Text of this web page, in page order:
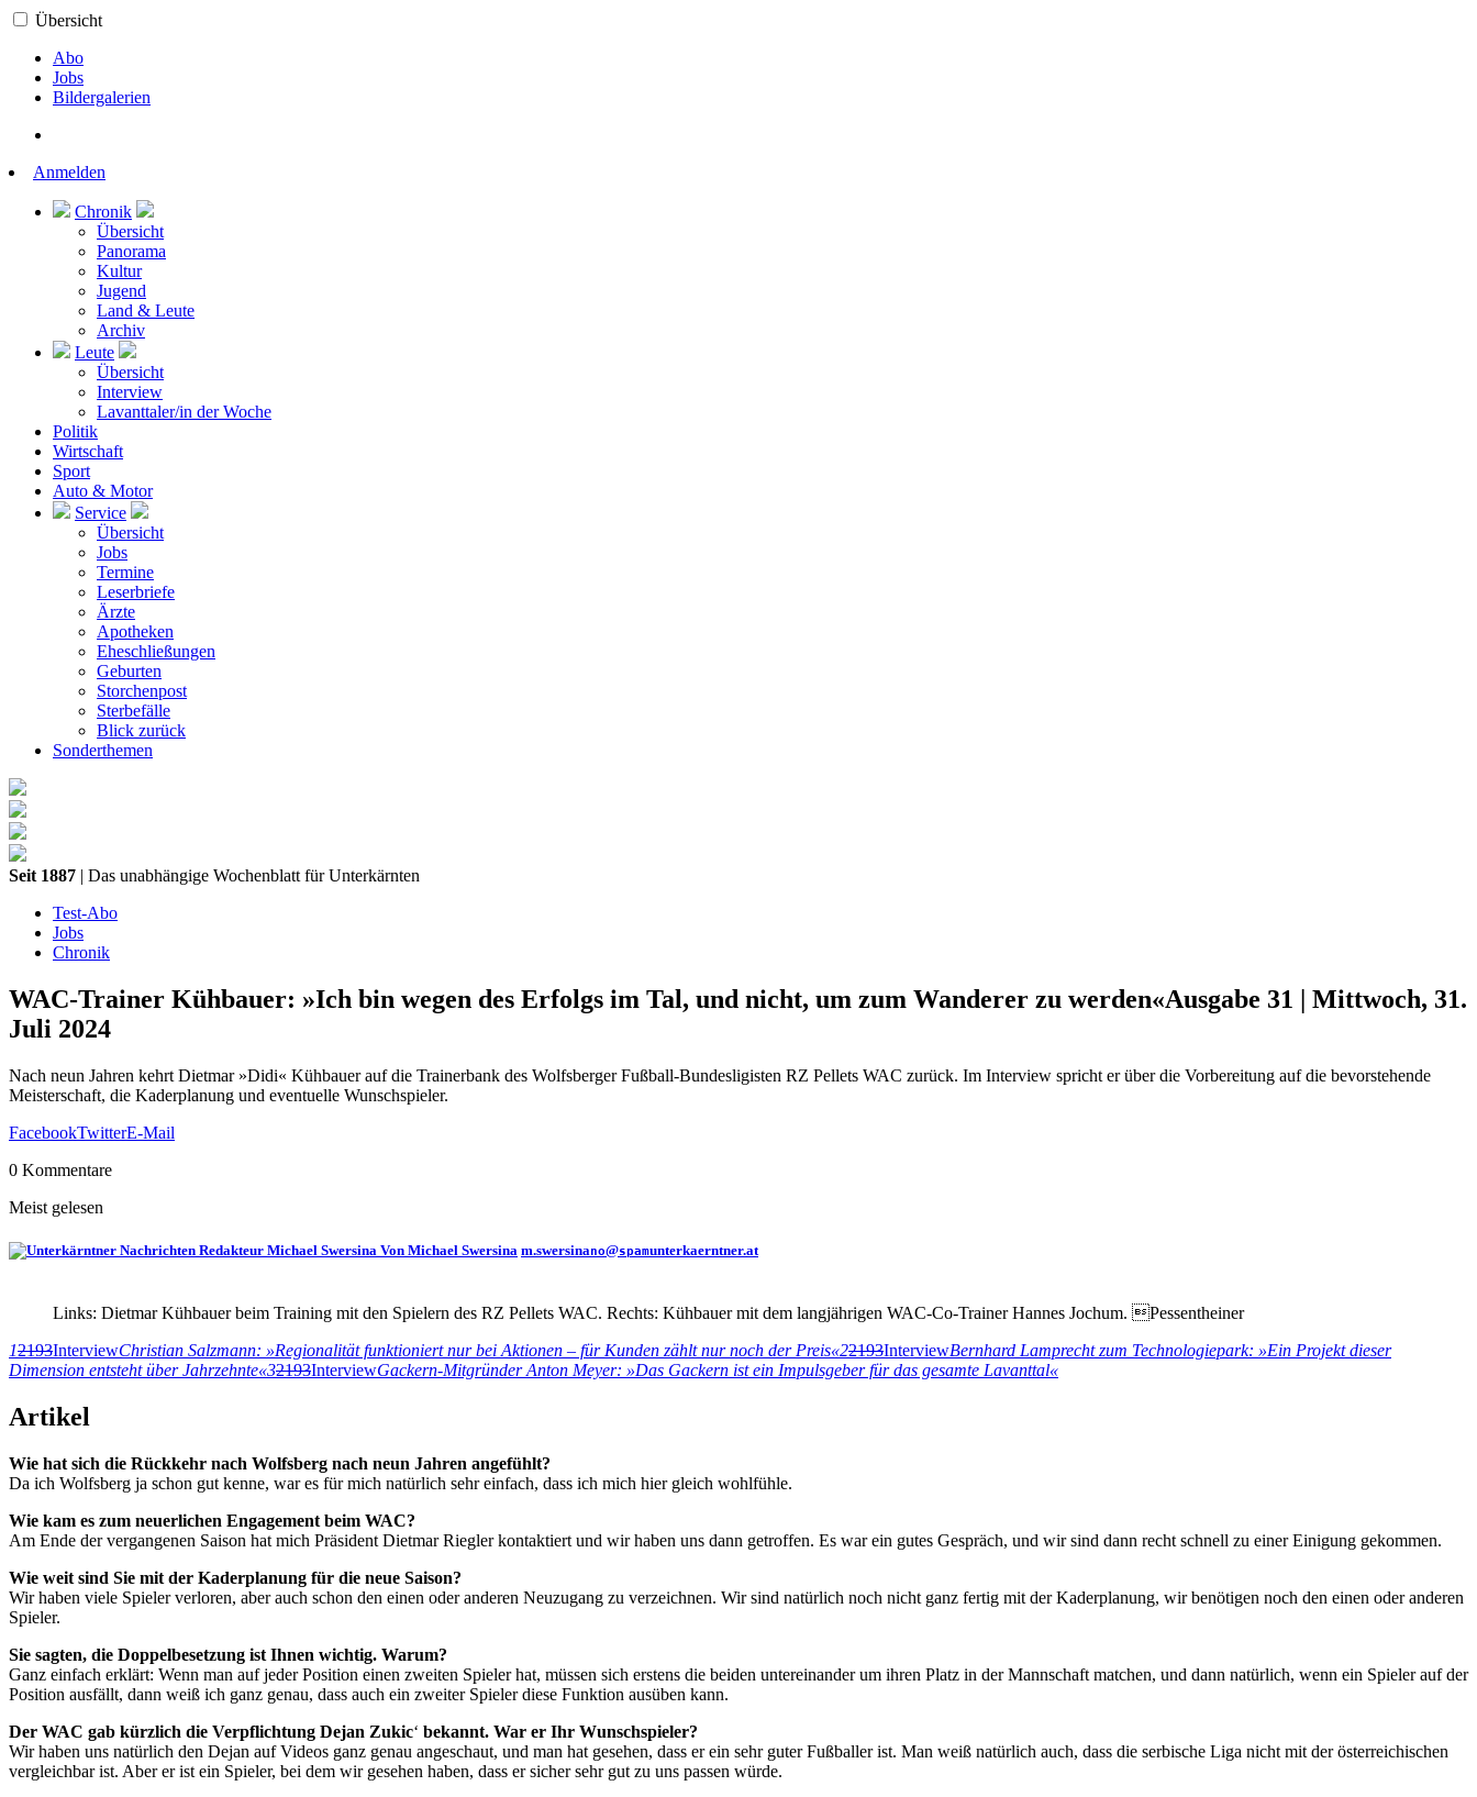
Übersicht
Abo
Jobs
Bildergalerien
Anmelden
Chronik
Übersicht
Panorama
Kultur
Jugend
Land & Leute
Archiv
Leute
Übersicht
Interview
Lavanttaler/in der Woche
Politik
Wirtschaft
Sport
Auto & Motor
Service
Übersicht
Jobs
Termine
Leserbriefe
Ärzte
Apotheken
Eheschließungen
Geburten
Storchenpost
Sterbefälle
Blick zurück
Sonderthemen
Seit 1887 | Das unabhängige Wochenblatt für Unterkärnten
Test-Abo
Jobs
Chronik
WAC-Trainer Kühbauer: »Ich bin wegen des Erfolgs im Tal, und nicht, um zum Wanderer zu werden«Ausgabe 31 | Mittwoch, 31.
Juli 2024
Nach neun Jahren kehrt Dietmar »Didi« Kühbauer auf die Trainerbank des Wolfsberger Fußball-Bundesligisten RZ Pellets WAC zurück. Im Interview spricht er über die Vorbereitung auf die bevorstehende
Meisterschaft, die Kaderplanung und eventuelle Wunschspieler.
FacebookTwitterE-Mail
0 Kommentare
Meist gelesen
Von Michael Swersina m.swersinano@spamunterkaerntner.at
Links: Dietmar Kühbauer beim Training mit den Spielern des RZ Pellets WAC. Rechts: Kühbauer mit dem langjährigen WAC-Co-Trainer Hannes Jochum. Pessentheiner
12193InterviewChristian Salzmann: »Regionalität funktioniert nur bei Aktionen – für Kunden zählt nur noch der Preis«22193InterviewBernhard Lamprecht zum Technologiepark: »Ein Projekt dieser
Dimension entsteht über Jahrzehnte«32193InterviewGackern-Mitgründer Anton Meyer: »Das Gackern ist ein Impulsgeber für das gesamte Lavanttal«
Artikel
Wie hat sich die Rückkehr nach Wolfsberg nach neun Jahren angefühlt?
Da ich Wolfsberg ja schon gut kenne, war es für mich natürlich sehr einfach, dass ich mich hier gleich wohlfühle.
Wie kam es zum neuerlichen Engagement beim WAC?
Am Ende der vergangenen Saison hat mich Präsident Dietmar Riegler kontaktiert und wir haben uns dann getroffen. Es war ein gutes Gespräch, und wir sind dann recht schnell zu einer Einigung gekommen.
Wie weit sind Sie mit der Kaderplanung für die neue Saison?
Wir haben viele Spieler verloren, aber auch schon den einen oder anderen Neuzugang zu verzeichnen. Wir sind natürlich noch nicht ganz fertig mit der Kaderplanung, wir benötigen noch den einen oder anderen
Spieler.
Sie sagten, die Doppelbesetzung ist Ihnen wichtig. Warum?
Ganz einfach erklärt: Wenn man auf jeder Position einen zweiten Spieler hat, müssen sich erstens die beiden untereinander um ihren Platz in der Mannschaft matchen, und dann natürlich, wenn ein Spieler auf der
Position ausfällt, dann weiß ich ganz genau, dass auch ein zweiter Spieler diese Funktion ausüben kann.
Der WAC gab kürzlich die Verpflichtung Dejan Zukic‘ bekannt. War er Ihr Wunschspieler?
Wir haben uns natürlich den Dejan auf Videos ganz genau angeschaut, und man hat gesehen, dass er ein sehr guter Fußballer ist. Man weiß natürlich auch, dass die serbische Liga nicht mit der österreichischen
vergleichbar ist. Aber er ist ein Spieler, bei dem wir gesehen haben, dass er sicher sehr gut zu uns passen würde.